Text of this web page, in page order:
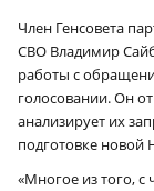
Член Генсовета
СВО Владимир
работы с
голосовании. Он
анализирует их
подготовке
«Многое из того, с